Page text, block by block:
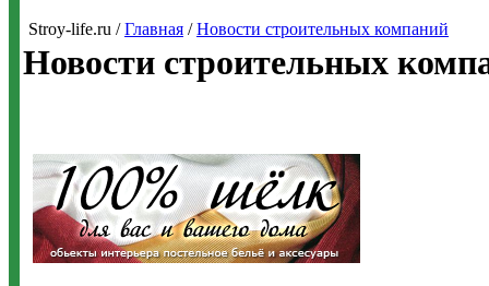
Stroy-life.ru /Главная /Новости строительных компаний
Новости строительных